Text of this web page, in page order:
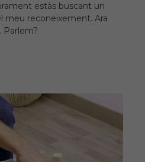
estàs buscant un
meu reconeixement. Ara
Parlem?